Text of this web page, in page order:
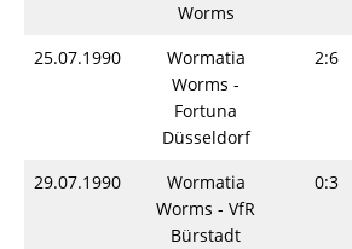
Worms
25.07.1990
Wormatia
Worms -
Fortuna
Düsseldorf
2:6
29.07.1990
Wormatia
Worms - VfR
Bürstadt
0:3